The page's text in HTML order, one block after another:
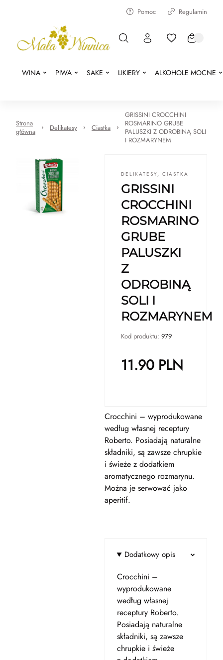
Pomoc Regulamin
WINA PIWA SAKE LIKIERY ALKOHOLE MOCNE
Strona
główna
Delikatesy Ciastka
GRISSINI CROCCHINI
ROSMARINO GRUBE
PALUSZKI Z ODROBINĄ SOLI
I ROZMARYNEM
DELIKATESY, CIASTKA
GRISSINI
CROCCHINI
ROSMARINO
GRUBE
PALUSZKI
Z
ODROBINĄ
SOLI I
ROZMARYNEM
Kod produktu: 979
11.90PLN
Crocchini – wyprodukowane
według własnej receptury
Roberto. Posiadają naturalne
składniki, są zawsze chrupkie
i świeże z dodatkiem
aromatycznego rozmarynu.
Można je serwować jako
aperitif.
Dodatkowy opis
Crocchini –
wyprodukowane
według własnej
receptury Roberto.
Posiadają naturalne
składniki, są zawsze
chrupkie i świeże